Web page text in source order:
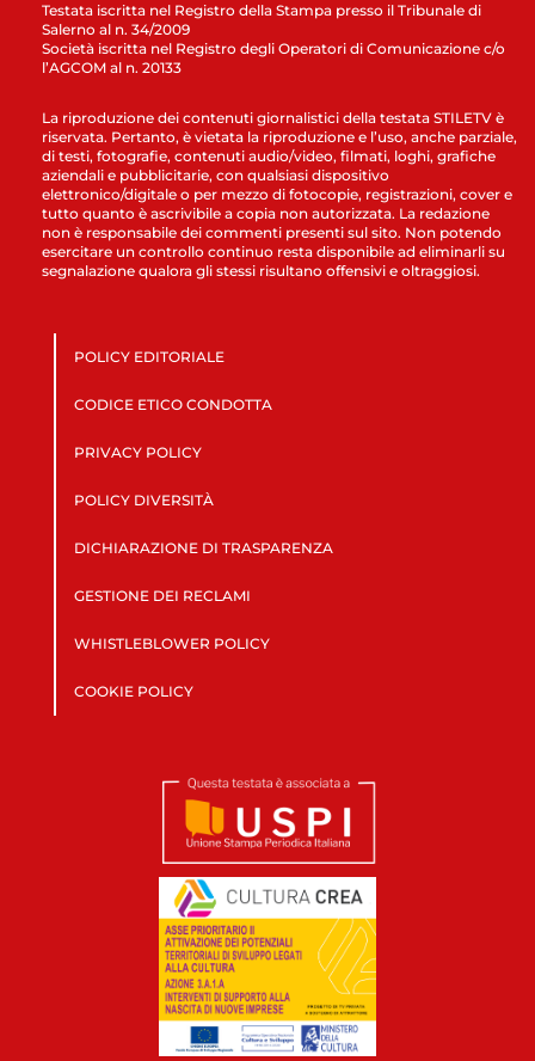
Testata iscritta nel Registro della Stampa presso il Tribunale di
Salerno al n. 34/2009
Società iscritta nel Registro degli Operatori di Comunicazione c/o
l’AGCOM al n. 20133
La riproduzione dei contenuti giornalistici della testata STILETV è
riservata. Pertanto, è vietata la riproduzione e l’uso, anche parziale,
di testi, fotografie, contenuti audio/video, filmati, loghi, grafiche
aziendali e pubblicitarie, con qualsiasi dispositivo
elettronico/digitale o per mezzo di fotocopie, registrazioni, cover e
tutto quanto è ascrivibile a copia non autorizzata. La redazione
non è responsabile dei commenti presenti sul sito. Non potendo
esercitare un controllo continuo resta disponibile ad eliminarli su
segnalazione qualora gli stessi risultano offensivi e oltraggiosi.
POLICY EDITORIALE
CODICE ETICO CONDOTTA
PRIVACY POLICY
POLICY DIVERSITÀ
DICHIARAZIONE DI TRASPARENZA
GESTIONE DEI RECLAMI
WHISTLEBLOWER POLICY
COOKIE POLICY